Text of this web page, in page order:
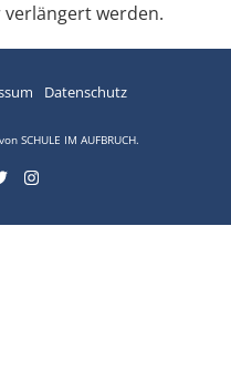
werden.
Datenschutz
SCHULE IM AUFBRUCH.